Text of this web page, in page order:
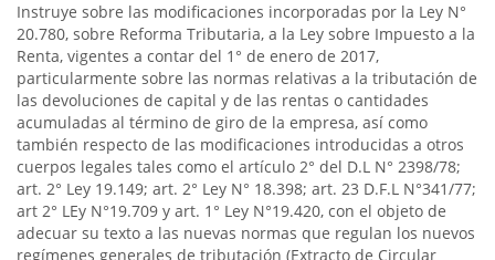
Instruye sobre las modificaciones incorporadas por la Ley N°
20.780, sobre Reforma Tributaria, a la Ley sobre Impuesto a la
Renta, vigentes a contar del 1° de enero de 2017,
particularmente sobre las normas relativas a la tributación de
las devoluciones de capital y de las rentas o cantidades
acumuladas al término de giro de la empresa, así como
también respecto de las modificaciones introducidas a otros
cuerpos legales tales como el artículo 2° del D.L N° 2398/78;
art. 2° Ley 19.149; art. 2° Ley N° 18.398; art. 23 D.F.L N°341/77;
art 2° LEy N°19.709 y art. 1° Ley N°19.420, con el objeto de
adecuar su texto a las nuevas normas que regulan los nuevos
regímenes generales de tributación (Extracto de Circular